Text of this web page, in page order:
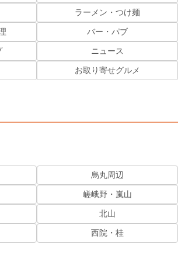
ラーメン・つけ麺
バー・パブ
ニュース
お取り寄せグルメ
烏丸周辺
嵯峨野・嵐山
北山
西院・桂